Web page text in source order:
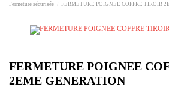
Fermeture sécurisée
FERMETURE POIGNEE COFFRE TIROIR
FERMETURE POIGNEE
2EME GENERATION